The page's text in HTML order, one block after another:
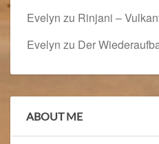
Evelyn zu Rinjani –
Evelyn zu Der
ABOUT ME